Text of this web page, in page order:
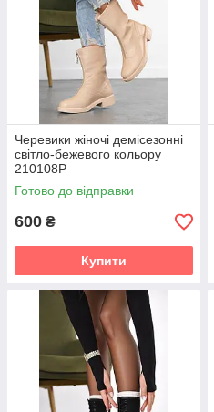
Черевики жіночі демісезонні
світло-бежевого кольору
210108P
Готово до відправки
600 ₴
Купити